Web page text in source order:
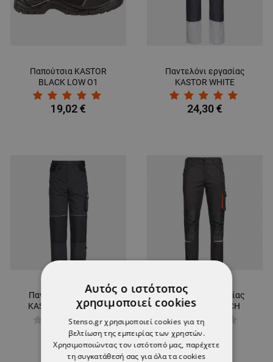
Παπούτσια KASTOR
BLACK LOW O1
19,02 €
Παντελόνι εργασίας
KASTOR WHITE
24,30 €
Παντελόνι εργασίας
KASTOR T/C WINTER
GREY/BLACK
34,10 €
Παντελόνι εργασίας
KASTOR STRETCH
27,90 €
Αυτός ο ιστότοπος
χρησιμοποιεί cookies
Stenso.gr χρησιμοποιεί cookies για τη
βελτίωση της εμπειρίας των χρηστών.
Χρησιμοποιώντας τον ιστότοπό μας, παρέχετε
τη συγκατάθεσή σας για όλα τα cookies